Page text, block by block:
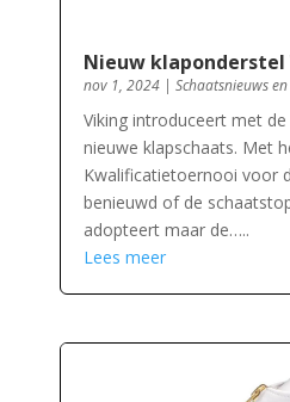
Nieuw klaponderstel
nov 1, 2024| Schaatsnieuws
Viking introduceert met de
nieuwe klapschaats. Met
Kwalificatietoernooi voor
benieuwd of de
adopteert maar de…..
Lees meer